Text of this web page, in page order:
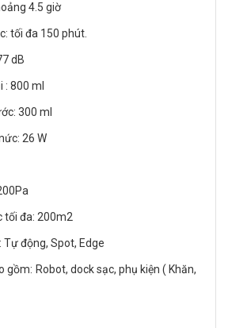
4.5 giờ
tối đa 150 phút.
dB
800 ml
300 ml
26 W
tối đa: 200m2
động, Spot, Edge
Robot, dock sạc, phụ kiện ( Khăn,